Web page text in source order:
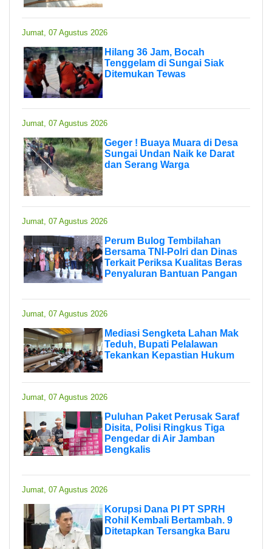
Jumat, 07 Agustus 2026
Hilang 36 Jam, Bocah
Tenggelam di Sungai Siak
Ditemukan Tewas
Jumat, 07 Agustus 2026
Geger ! Buaya Muara di Desa
Sungai Undan Naik ke Darat
dan Serang Warga
Jumat, 07 Agustus 2026
Perum Bulog Tembilahan
Bersama TNI-Polri dan Dinas
Terkait Periksa Kualitas Beras
Penyaluran Bantuan Pangan
Jumat, 07 Agustus 2026
Mediasi Sengketa Lahan Mak
Teduh, Bupati Pelalawan
Tekankan Kepastian Hukum
Jumat, 07 Agustus 2026
Puluhan Paket Perusak Saraf
Disita, Polisi Ringkus Tiga
Pengedar di Air Jamban
Bengkalis
Jumat, 07 Agustus 2026
Korupsi Dana PI PT SPRH
Rohil Kembali Bertambah. 9
Ditetapkan Tersangka Baru